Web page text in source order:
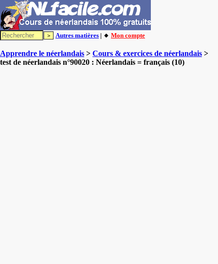
Autres matières | 🔸 Mon compte
Apprendre le néerlandais > Cours & exercices de néerlandais >
test de néerlandais n°90020 : Néerlandais = français (10)